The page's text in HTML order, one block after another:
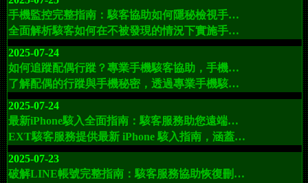
手機監控完整指南：駭客協助如何隱秘檢視手機、監聽與追蹤目標手機資訊
全面解析駭客如何在不被發現的情況下實施手機監控，從情報收集、入侵到隱蔽控制，結合真實案例和防範策略，幫助用戶提升手機隱私保護意識。
2025-07-24
如何追蹤配偶行蹤？專業手機駭客協助，手機定位、即時手機監控與隱密私訊檢視完整指南
了解配偶的行蹤與手機秘密，透過專業手機駭客協助，實現全方位定位、即時監視與隱密檢視手機資訊服務。立即聯絡我們，解決您的疑慮！
2025-07-24
最新iPhone駭入全面指南：駭客服務助您遠端監控蘋果手機通訊、應用程式與 GPS 定位
EXT駭客服務提供最新 iPhone 駭入指南，涵蓋遠端監控蘋果手機、通訊監視、應用行為追蹤與 GPS 定位，幫助您全面掌握數位真相與安全。
2025-07-23
破解LINE帳號完整指南：駭客服務協助恢復刪除訊息、監控line對話聊天記錄與通話